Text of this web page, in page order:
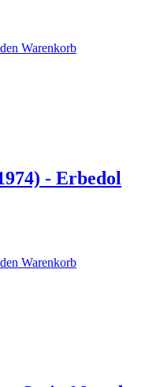
Warenkorb
- Erbedol
Warenkorb